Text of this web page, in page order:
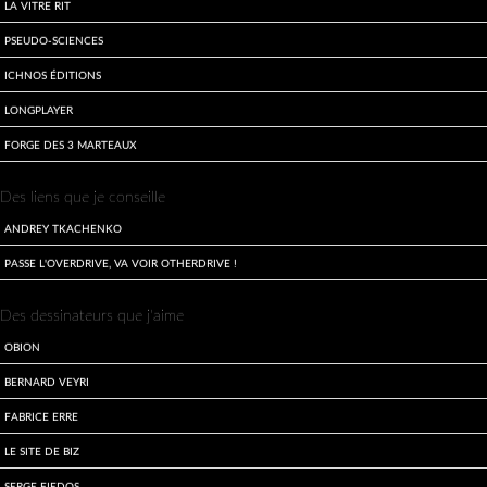
La Vitre Rit
Pseudo-sciences
Ichnos Éditions
LongPlayer
Forge des 3 Marteaux
Des liens que je conseille
Andrey Tkachenko
Passe l'overdrive, va voir otherdrive !
Des dessinateurs que j'aime
Obion
Bernard Veyri
Fabrice Erre
Le site de Biz